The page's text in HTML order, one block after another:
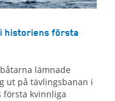
historiens första
lämnade
ut på tävlingsbanan i
första kvinnliga